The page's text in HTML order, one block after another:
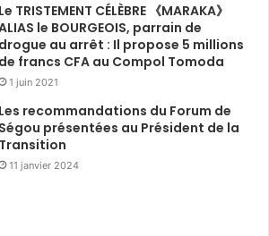
Le TRISTEMENT CÉLÈBRE 《MARAKA》
le BOURGEOIS, parrain de
drogue au arrêt : Il propose 5 millions
de francs CFA au Compol Tomoda
1 juin 2021
Les recommandations du Forum de
Ségou présentées au Président de la
Transition
11 janvier 2024